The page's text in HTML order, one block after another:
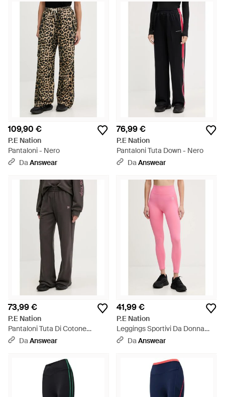
109,90 €
P.E Nation
Pantaloni - Nero
DaAnswear
76,99 €
P.E Nation
Pantaloni Tuta Down - Nero
DaAnswear
73,99 €
P.E Nation
Pantaloni Tuta Di Cotone
Adventure - Nero
DaAnswear
41,99 €
P.E Nation
Leggings Sportivi Da Donna
Restore - Rosa
DaAnswear